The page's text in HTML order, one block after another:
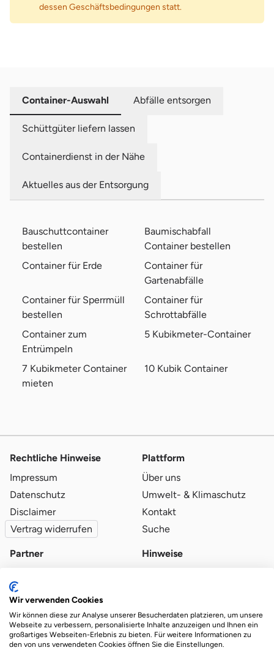
dessen Geschäftsbedingungen statt.
Container-Auswahl Abfälle entsorgen
Schüttgüter liefern lassen
Containerdienst in der Nähe
Aktuelles aus der Entsorgung
Bauschuttcontainer
bestellen
Baumischabfall
Container bestellen
Container für Erde
Container für
Gartenabfälle
Container für Sperrmüll
bestellen
Container für
Schrottabfälle
Container zum
Entrümpeln
5 Kubikmeter-Container
7 Kubikmeter Container
mieten
10 Kubik Container
Rechtliche Hinweise
Impressum
Datenschutz
Disclaimer
Vertrag widerrufen
Plattform
Über uns
Umwelt- & Klimaschutz
Kontakt
Suche
Partner
Qualitätsvoraussetzungen
Partner-Login
Hinweise
Das Ökosystem für beste Ver- und Entsorgung
Wir verwenden Cookies
Wir können diese zur Analyse unserer Besucherdaten platzieren, um unsere
Webseite zu verbessern, personalisierte Inhalte anzuzeigen und Ihnen ein
großartiges Webseiten-Erlebnis zu bieten. Für weitere Informationen zu
den von uns verwendeten Cookies öffnen Sie die Einstellungen.